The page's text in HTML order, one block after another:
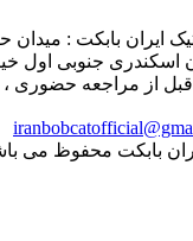
ایران بابکت : میدان
از مراجعه حضوری ،
بابکت محفوظ می